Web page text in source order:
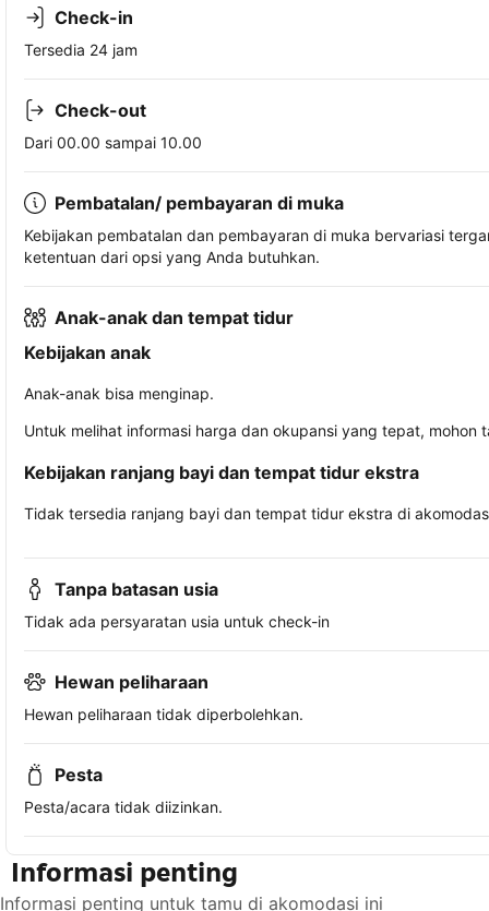
Check-in
Tersedia 24 jam
Check-out
Dari 00.00 sampai 10.00
Pembatalan/ pembayaran di muka
Kebijakan pembatalan dan pembayaran di muka bervariasi
ketentuan dari opsi yang Anda butuhkan.
Anak-anak dan tempat tidur
Kebijakan anak
Anak-anak bisa menginap.
Untuk melihat informasi harga dan okupansi yang tepat,
Kebijakan ranjang bayi dan tempat tidur ekstra
Tidak tersedia ranjang bayi dan tempat tidur ekstra di
Tanpa batasan usia
Tidak ada persyaratan usia untuk check-in
Hewan peliharaan
Hewan peliharaan tidak diperbolehkan.
Pesta
Pesta/acara tidak diizinkan.
Informasi penting
Informasi penting untuk tamu di akomodasi ini